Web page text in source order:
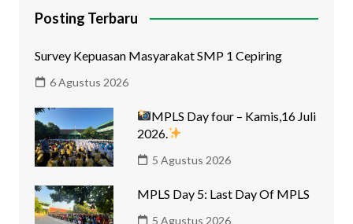
Posting Terbaru
Survey Kepuasan Masyarakat SMP 1 Cepiring
6 Agustus 2026
MPLS Day four – Kamis,16 Juli
2026.
5 Agustus 2026
MPLS Day 5: Last Day Of MPLS
5 Agustus 2026